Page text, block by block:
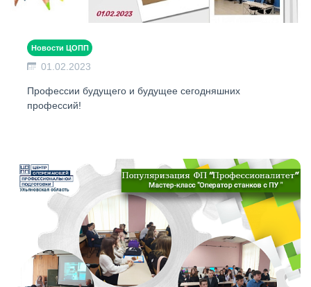
Новости ЦОПП
01.02.2023
Профессии будущего и будущее сегодняшних
профессий!